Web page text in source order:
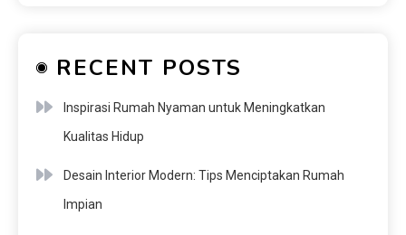
RECENT POSTS
Inspirasi Rumah Nyaman untuk Meningkatkan
Kualitas Hidup
Desain Interior Modern: Tips Menciptakan Rumah
Impian